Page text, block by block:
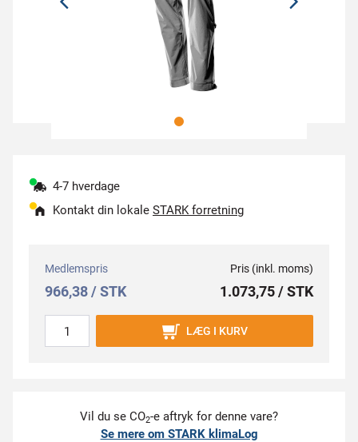
4-7 hverdage
Kontakt din lokale STARK forretning
Medlemspris
966,38 / STK
Pris (inkl. moms)
1.073,75 / STK
LÆG I KURV
Vil du se CO2-e aftryk for denne vare?
Se mere om STARK klimaLog